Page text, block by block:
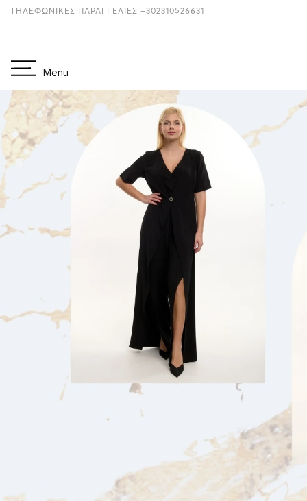
ΤΗΛΕΦΩΝΙΚΕΣ ΠΑΡΑΓΓΕΛΙΕΣ +302310526631
Menu